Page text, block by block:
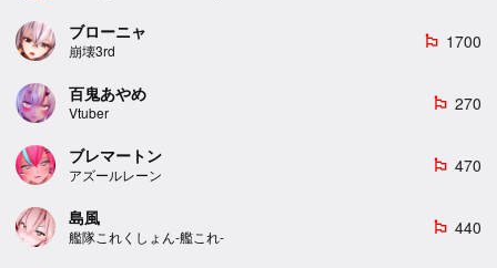
ブローニャ
崩壊3rd
emoji_flags 1700
百鬼あやめ
Vtuber
emoji_flags 270
ブレマートン
アズールレーン
emoji_flags 470
島風
艦隊これくしょん-艦これ-
emoji_flags 440